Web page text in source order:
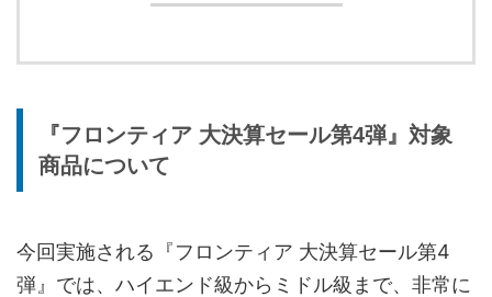
『フロンティア 大決算セール第4弾』対象
商品について
今回実施される『フロンティア 大決算セール第4
弾』では、ハイエンド級からミドル級まで、非常に